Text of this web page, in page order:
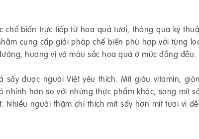
chế biến trực tiếp từ hoa quả tươi, thông qua kỹ
cung cấp giải pháp chế biến phù hợp với từng
hương vị và màu sắc hoa quả ở mức đồng đều.
được người Việt yêu thích. Mít giàu vitamin,
hơn so với những thực phẩm khác, song mít
người thậm chí thích mít sấy hơn mít tươi vì